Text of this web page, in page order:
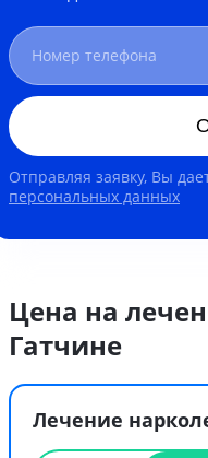
Отправляя заявку, Вы
персональных данных
Цена на
Гатчине
Лечение